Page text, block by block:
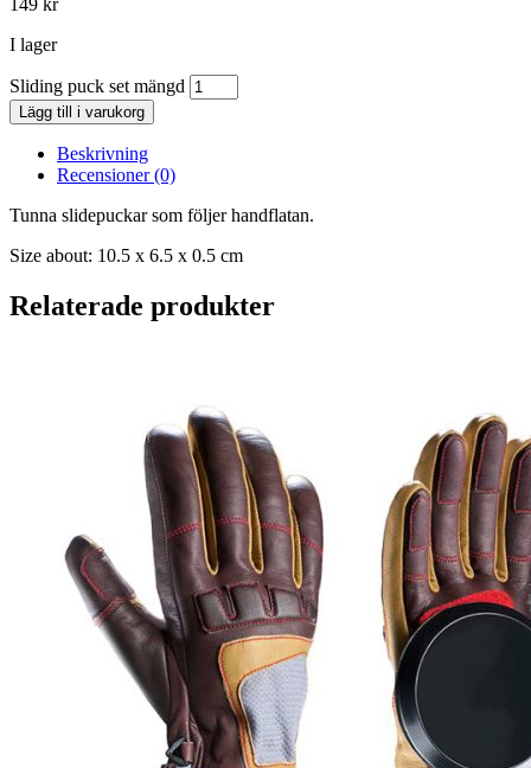
149 kr
I lager
Sliding puck set mängd
Lägg till i varukorg
Beskrivning
Recensioner (0)
Tunna slidepuckar som följer handflatan.
Size about: 10.5 x 6.5 x 0.5 cm
Relaterade produkter